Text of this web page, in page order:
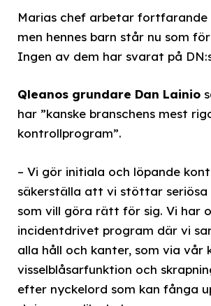
Marias chef arbetar
men hennes barn står nu som
Ingen av dem har svarat på
Qleanos grundare Dan Lainio
har ”kanske branschens mest
kontrollprogram”.
– Vi gör initiala och löpande
säkerställa att vi stöttar
som vill göra rätt för sig. Vi har
incidentdrivet program där vi
alla håll och kanter, som via vår
visselblåsarfunktion och
efter nyckelord som kan fånga